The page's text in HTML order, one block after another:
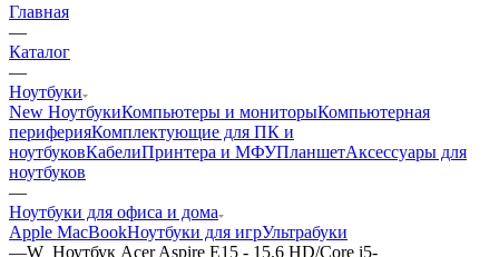
Главная
—
Каталог
—
Ноутбуки
New НоутбукиКомпьютеры и мониторыКомпьютерная
периферияКомплектующие для ПК и
ноутбуковКабелиПринтера и МФУПланшетАксессуары для
ноутбуков
—
Ноутбуки для офиса и дома
Apple MacBookНоутбуки для игрУльтрабуки
—W_Ноутбук Acer Aspire E15 - 15.6 HD/Core i5-